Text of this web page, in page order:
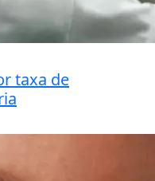
taxa de